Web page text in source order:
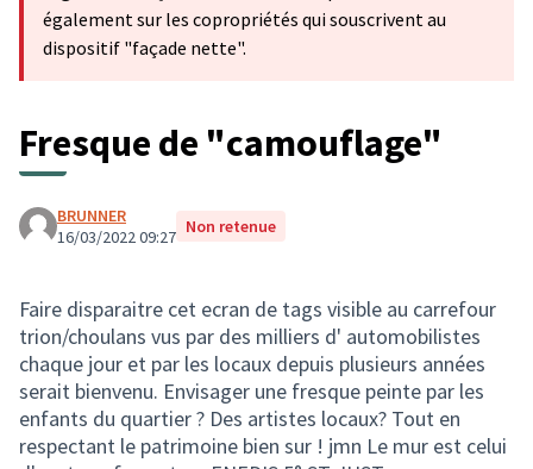
également sur les copropriétés qui souscrivent au
dispositif "façade nette".
Fresque de "camouflage"
BRUNNER
16/03/2022 09:27 Non retenue
Faire disparaitre cet ecran de tags visible au carrefour
trion/choulans vus par des milliers d' automobilistes
chaque jour et par les locaux depuis plusieurs années
serait bienvenu. Envisager une fresque peinte par les
enfants du quartier ? Des artistes locaux? Tout en
respectant le patrimoine bien sur ! jmn Le mur est celui